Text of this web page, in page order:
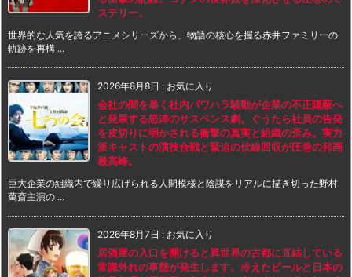
ステリー。
世界的な人気を誇るアニメシリーズから、物語の核心を握る赤井ファミリーの
軌跡を再構 ...
2026年8月8日 : お気に入り
会社の闇を暴く社内パワハラ騒動が企業の不正隠蔽へ
と発展する怒涛のサスペンス劇。ぐうたら社員の告発
を皮切りに明かされる衝撃の真実と組織の歪み。実力
派キャストの演技合戦と緊迫の伏線回収が圧巻の邦画
最高峰。
巨大企業の組織内で繰り広げられる人間模様と陰謀をリアルに描き切った野村
萬斎主演の ...
2026年8月7日 : お気に入り
居酒屋の入口を開けると異世界の古都に直結している
常識外れの事態が発生します。冷えたビールと日本の